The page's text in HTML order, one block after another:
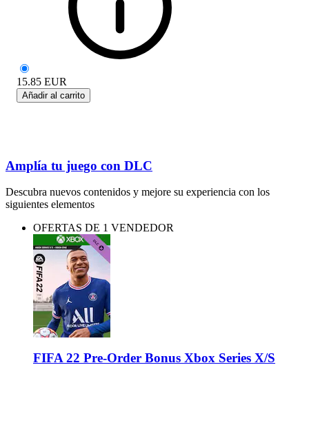
15.85 EUR
Añadir al carrito
Amplía tu juego con DLC
Descubra nuevos contenidos y mejore su experiencia con los
siguientes elementos
OFERTAS DE 1 VENDEDOR
FIFA 22 Pre-Order Bonus Xbox Series X/S